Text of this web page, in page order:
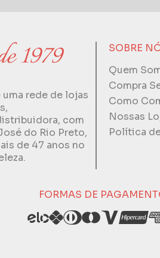
uma rede de lojas
com
do Rio Preto,
de 47 anos no
SOBRE
Quem
Compra
Como
Nossas
Política
FORMAS DE